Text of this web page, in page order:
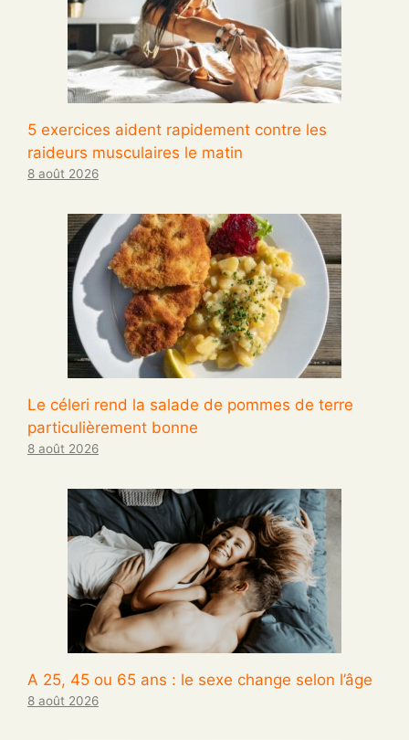
5 exercices aident rapidement contre les
raideurs musculaires le matin
8 août 2026
Le céleri rend la salade de pommes de terre
particulièrement bonne
8 août 2026
A 25, 45 ou 65 ans : le sexe change selon l’âge
8 août 2026